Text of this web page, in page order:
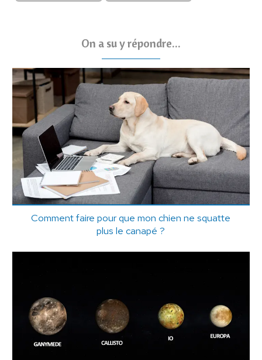
On a su y répondre...
Comment faire pour que mon chien ne squatte
plus le canapé ?